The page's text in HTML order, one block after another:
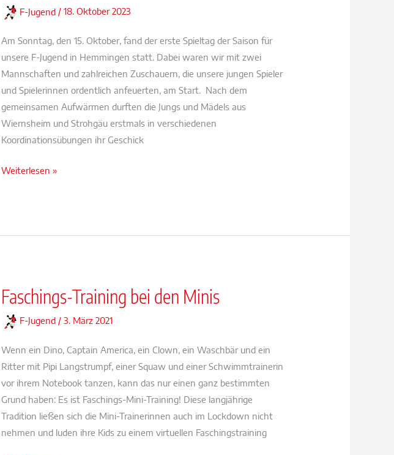
F-Jugend / 18. Oktober 2023
Am Sonntag, den 15. Oktober, fand der erste Spieltag der Saison für
unsere F-Jugend in Hemmingen statt. Dabei waren wir mit zwei
Mannschaften und zahlreichen Zuschauern, die unsere jungen Spieler
und Spielerinnen ordentlich anfeuerten, am Start. Nach dem
gemeinsamen Aufwärmen durften die Jungs und Mädels aus
Wiernsheim und Strohgäu erstmals in verschiedenen
Koordinationsübungen ihr Geschick
F-
Hemmingen
Saison
Weiterlesen »
Faschings-Training bei den Minis
F-Jugend / 3. März 2021
Wenn ein Dino, Captain America, ein Clown, ein Waschbär und ein
Ritter mit Pipi Langstrumpf, einer Squaw und einer Schwimmtrainerin
vor ihrem Notebook tanzen, kann das nur einen ganz bestimmten
Grund haben: Es ist Faschings-Mini-Training! Diese langjährige
Tradition ließen sich die Mini-Trainerinnen auch im Lockdown nicht
nehmen und luden ihre Kids zu einem virtuellen Faschingstraining